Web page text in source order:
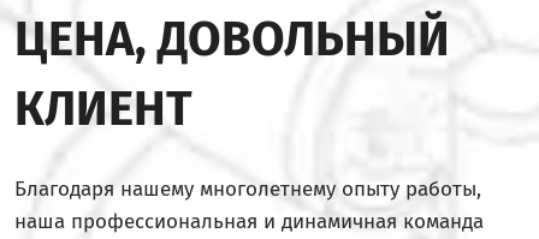
ЦЕНА, ДОВОЛЬНЫЙ
КЛИЕНТ
Благодаря нашему многолетнему опыту работы,
наша профессиональная и динамичная команда